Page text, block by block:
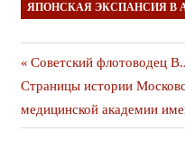
ЯПОНСКАЯ ЭКСПАНСИЯ В
Навигация
по
Предыдущая
публикация
Советский флотоводец
Следующая
публикация
Страницы истории
медицинской академии